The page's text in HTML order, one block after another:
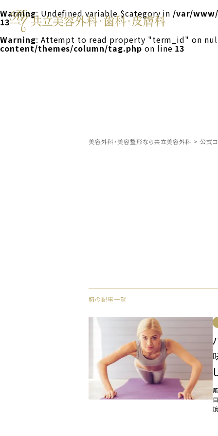
Warning: Undefined variable $category in /var/
13
Warning: Attempt to read property "term_id" on
content/themes/column/tag.phpon line13
美容外科・美容整形なら共立美容外科 > 公式
胸の記事一覧